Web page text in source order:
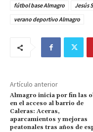
fútbol base Almagro
Jesús
verano deportivo Almagro
Artículo anterior
Almagro inicia por fin las
en el acceso al barrio de
Caleras: Aceras,
aparcamientos y mejoras
peatonales tras años de